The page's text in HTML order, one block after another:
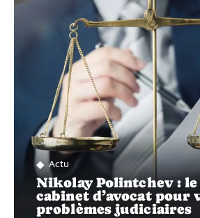
Actu
Nikolay Polintchev :
cabinet d’avocat pour
problèmes judiciaires